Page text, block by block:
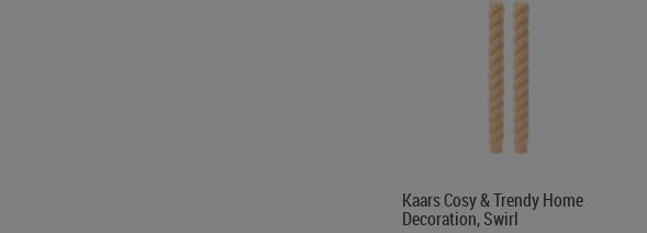
Kaars Cosy & Trendy Home
Decoration, Swirl